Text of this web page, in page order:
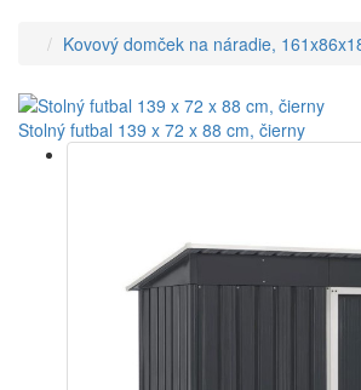
Kovový domček na náradie,
Stolný futbal 139 x 72 x 88 cm, čierny